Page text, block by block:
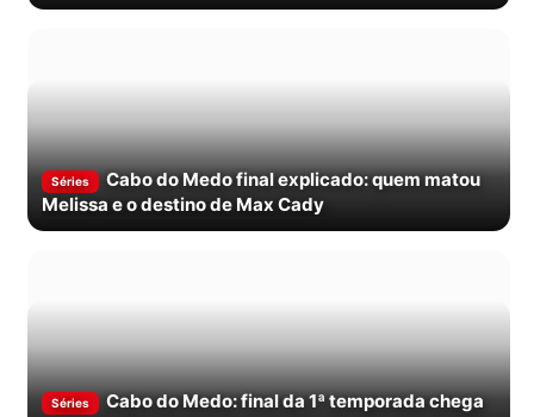
Séries
Cabo do Medo final explicado: quem matou
Melissa e o destino de Max Cady
Séries
Cabo do Medo: final da 1ª temporada chega